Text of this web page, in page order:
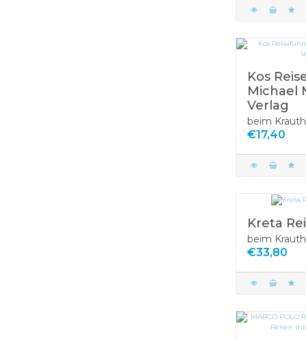
Kos
Michael
Verlag
beim Krauth
€17,40
Kreta
beim Krauth
€33,80